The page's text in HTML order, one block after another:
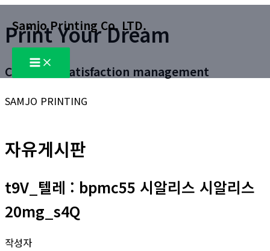
텐
츠
건
뛰
Samjo Printing Co. LTD.
Main
Menu
Print Your Dream
Customer satisfaction management
SAMJO PRINTING
자유게시판
t9V_텔레 : bpmc55 시알리스 시알리스
20mg_s4Q
작성자